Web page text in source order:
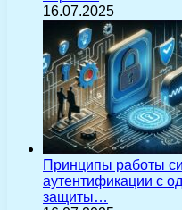
16.07.2025
Принципы работы
аутентификации с
защиты…